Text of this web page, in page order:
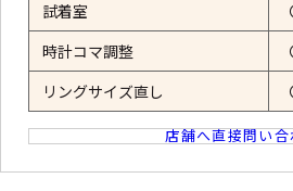
試着室
時計コマ調整
リングサイズ直し
店舗へ直接問い合